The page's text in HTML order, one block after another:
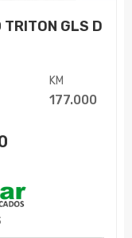
GLS D
KM
177.000